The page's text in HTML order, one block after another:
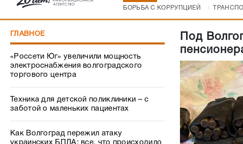
БОРЬБА С КОРРУПЦИЕЙ
ГЛАВНОЕ
«Россети Юг» увеличили мощность
электроснабжения волгоградского
торгового центра
Техника для детской поликлиники – с
заботой о маленьких пациентах
Как Волгоград пережил атаку
украинских БПЛА: все, что происходило
Под